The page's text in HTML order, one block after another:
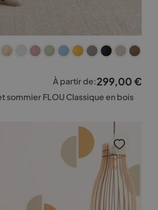
À partir de:299,00 €
FLOU Classique en bois